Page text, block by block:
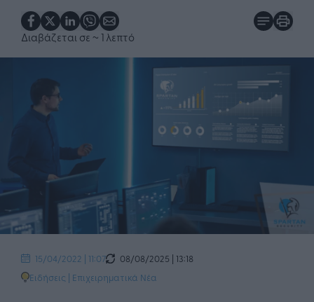
Διαβάζεται σε ~ 1 λεπτό
15/04/2022 | 11:07
08/08/2025 | 13:18
Ειδήσεις | Επιχειρηματικά Νέα